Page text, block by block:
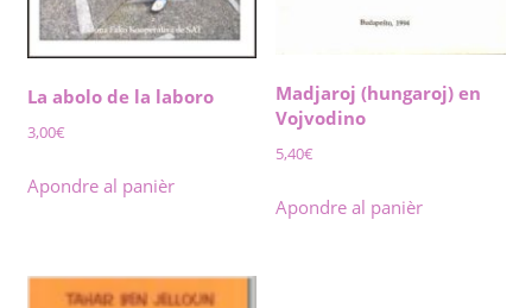
La abolo de la laboro
3,00€
Apondre al panièr
Madjaroj (hungaroj) en
Vojvodino
5,40€
Apondre al panièr